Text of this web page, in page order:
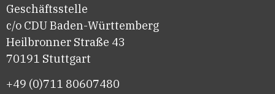
Geschäftsstelle
c/o CDU Baden-Württemberg
Heilbronner Straße 43
70191 Stuttgart
+49 (0)711 80607480